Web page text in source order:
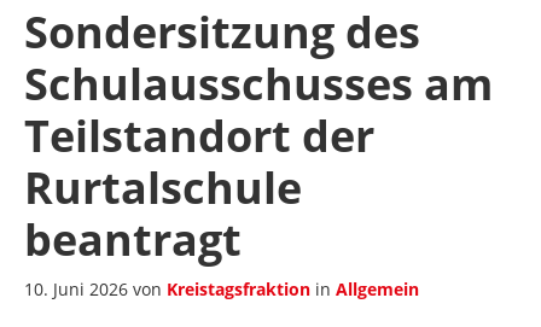
Sondersitzung des
Schulausschusses am
Teilstandort der
Rurtalschule
beantragt
10. Juni 2026 von Kreistagsfraktion in Allgemein